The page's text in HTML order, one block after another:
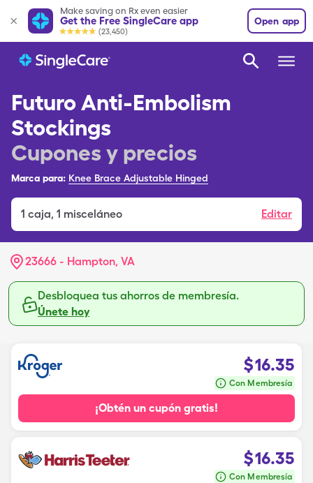
Make saving on Rx even easier
Get the Free SingleCare app
(23,450)
Open app
Futuro Anti-Embolism
Stockings
Cupones y precios
Marca para: Knee Brace Adjustable Hinged
1 caja, 1 misceláneo Editar
23666 - Hampton, VA
Desbloquea tus ahorros de membresía.
Únete hoy
$16.35
Con Membresía
¡Obtén un cupón gratis!
$16.35
Con Membresía